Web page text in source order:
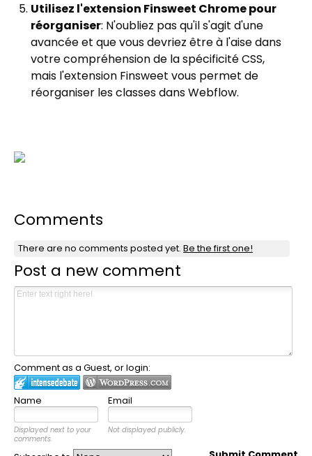
Utilisez l'extension Finsweet Chrome pour
réorganiser: N'oubliez pas qu'il s'agit d'une
avancée et que vous devriez être à l'aise dans
votre compréhension de la spécificité CSS,
mais l'extension Finsweet vous permet de
réorganiser les classes dans Webflow.
Comments
There are no comments posted yet.Be the first one!
Post a new comment
Comment as a Guest, or login:
Name Email
Displayed next to your
comments.
Not displayed publicly.